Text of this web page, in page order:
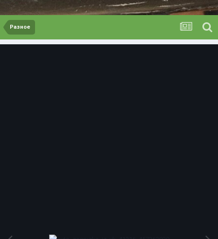
Разное